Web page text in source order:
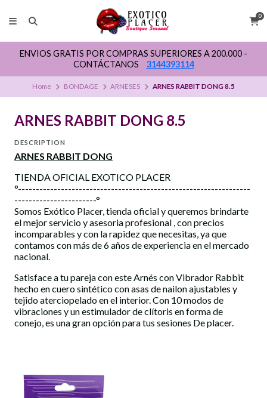
0
ENVIOS GRATIS POR COMPRAS SUPERIORES A 200.000 -
CONTÁCTANOS
3144393114
Home BONDAGE ARNESES ARNES RABBIT DONG 8.5
ARNES RABBIT DONG 8.5
DESCRIPTION
ARNES RABBIT DONG
TIENDA OFICIAL EXOTICO PLACER
°-----------------------------------------------------------------
-----------------------°
Somos Exótico Placer, tienda oficial y queremos brindarte
el mejor servicio y asesoria profesional , con precios
incomparables y con la rapidez que necesitas, ya que
contamos con más de 6 años de experiencia en el mercado
nacional.
Satisface a tu pareja con este Arnés con Vibrador Rabbit
hecho en cuero sintético con asas de nailon ajustables y
tejido aterciopelado en el interior. Con 10 modos de
vibraciones y un estimulador de clítoris en forma de
conejo, es una gran opción para tus sesiones De placer.